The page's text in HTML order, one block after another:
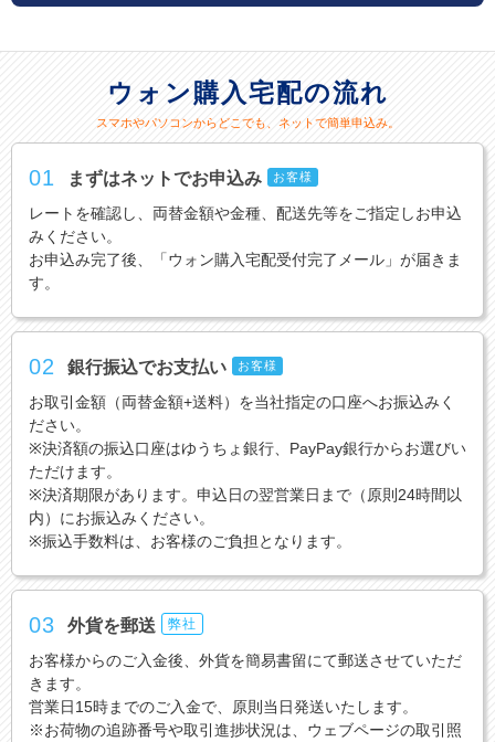
ウォン購入宅配の流れ
スマホやパソコンからどこでも、ネットで簡単申込み。
01 まずはネットでお申込み お客様
レートを確認し、両替金額や金種、配送先等をご指定しお申込
みください。
お申込み完了後、「ウォン購入宅配受付完了メール」が届きま
す。
02 銀行振込でお支払い お客様
お取引金額（両替金額+送料）を当社指定の口座へお振込みく
ださい。
※決済額の振込口座はゆうちょ銀行、PayPay銀行からお選びい
ただけます。
※決済期限があります。申込日の翌営業日まで（原則24時間以
内）にお振込みください。
※振込手数料は、お客様のご負担となります。
03 外貨を郵送 弊社
お客様からのご入金後、外貨を簡易書留にて郵送させていただ
きます。
営業日15時までのご入金で、原則当日発送いたします。
※お荷物の追跡番号や取引進捗状況は、ウェブページの取引照